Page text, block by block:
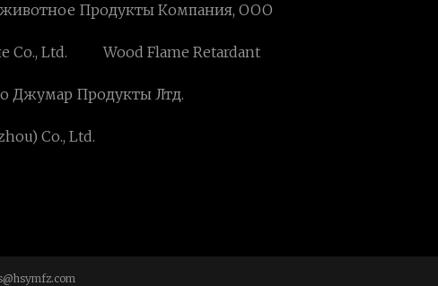
Продукты Компания, ООО
Co., Ltd. Wood Flame Retardant
Джумар Продукты Лтд.
Co., Ltd.